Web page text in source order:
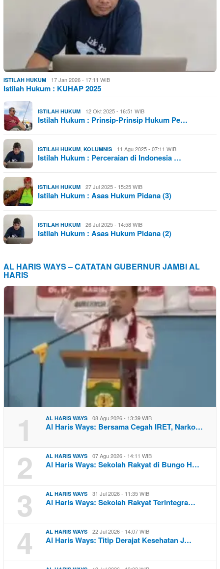
ISTILAH HUKUM 17 Jan 2026 - 17:11 WIB
Istilah Hukum : KUHAP 2025
ISTILAH HUKUM 12 Okt 2025 - 16:51 WIB
Istilah Hukum : Prinsip-Prinsip Hukum Pe…
ISTILAH HUKUM KOLUMNIS 11 Agu 2025 - 07:11 WIB
Istilah Hukum : Perceraian di Indonesia …
ISTILAH HUKUM 27 Jul 2025 - 15:25 WIB
Istilah Hukum : Asas Hukum Pidana (3)
ISTILAH HUKUM 26 Jul 2025 - 14:58 WIB
Istilah Hukum : Asas Hukum Pidana (2)
AL HARIS WAYS – CATATAN GUBERNUR JAMBI AL
HARIS
1 AL HARIS WAYS 08 Agu 2026 - 13:39 WIB
Al Haris Ways: Bersama Cegah IRET, Narko…
2 AL HARIS WAYS 07 Agu 2026 - 14:11 WIB
Al Haris Ways: Sekolah Rakyat di Bungo H…
3 AL HARIS WAYS 31 Jul 2026 - 11:35 WIB
Al Haris Ways: Sekolah Rakyat Terintegra…
4 AL HARIS WAYS 22 Jul 2026 - 14:07 WIB
Al Haris Ways: Titip Derajat Kesehatan J…